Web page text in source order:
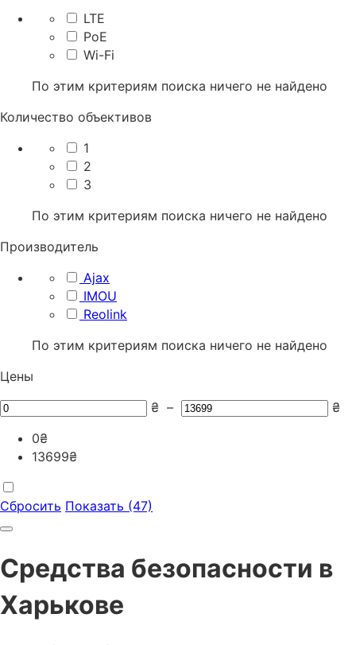
LTE
PoE
Wi-Fi
По этим критериям поиска ничего не найдено
Количество объективов
1
2
3
По этим критериям поиска ничего не найдено
Производитель
Ajax
IMOU
Reolink
По этим критериям поиска ничего не найдено
Цены
₴ –
₴
0₴
13699₴
Сбросить Показать (47)
Средства безопасности в
Харькове